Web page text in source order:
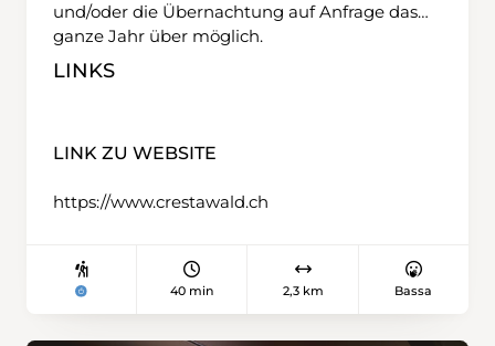
und/oder die Übernachtung auf Anfrage das
ganze Jahr über möglich.
LINKS
LINK ZU WEBSITE
https://www.crestawald.ch
40 min 2,3 km Bassa